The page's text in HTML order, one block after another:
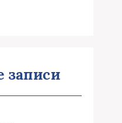
записи